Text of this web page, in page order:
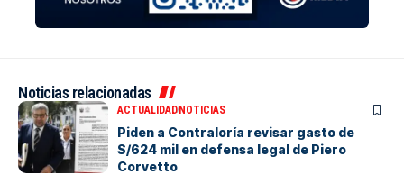
Noticias relacionadas
ACTUALIDADNOTICIAS
Piden a Contraloría revisar gasto de
S/624 mil en defensa legal de Piero
Corvetto